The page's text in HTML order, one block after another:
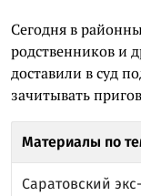
Сегодня в
родственников и
доставили в суд
зачитывать
Материалы по
Саратовский